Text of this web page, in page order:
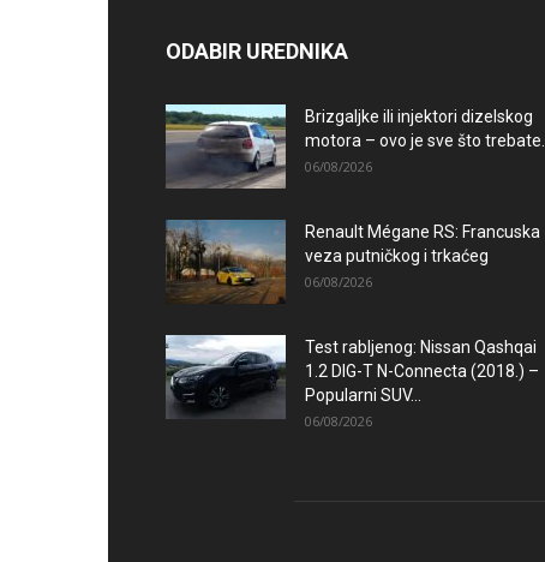
ODABIR UREDNIKA
Brizgaljke ili injektori dizelskog
motora – ovo je sve što trebate...
06/08/2026
Renault Mégane RS: Francuska
veza putničkog i trkaćeg
06/08/2026
Test rabljenog: Nissan Qashqai
1.2 DIG-T N-Connecta (2018.) –
Popularni SUV...
06/08/2026